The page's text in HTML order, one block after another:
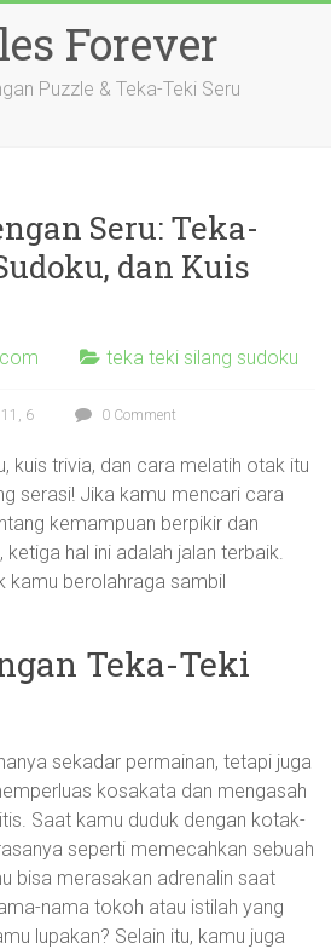
Forever
Puzzle & Teka-Teki Seru
Seru: Teka-
dan Kuis
teka teki silang sudoku
11 , 6 0 Comment
kuis trivia, dan cara melatih otak itu
serasi! Jika kamu mencari cara
kemampuan berpikir dan
hal ini adalah jalan terbaik.
kamu berolahraga sambil
Teka-Teki
sekadar permainan, tetapi juga
kosakata dan mengasah
Saat kamu duduk dengan kotak-
seperti memecahkan sebuah
bisa merasakan adrenalin saat
nama tokoh atau istilah yang
lupakan? Selain itu, kamu juga